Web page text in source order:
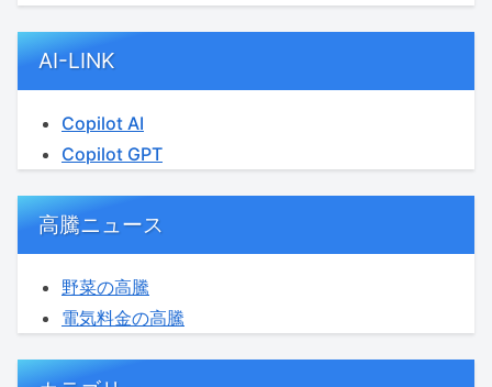
AI-LINK
Copilot AI
Copilot GPT
高騰ニュース
野菜の高騰
電気料金の高騰